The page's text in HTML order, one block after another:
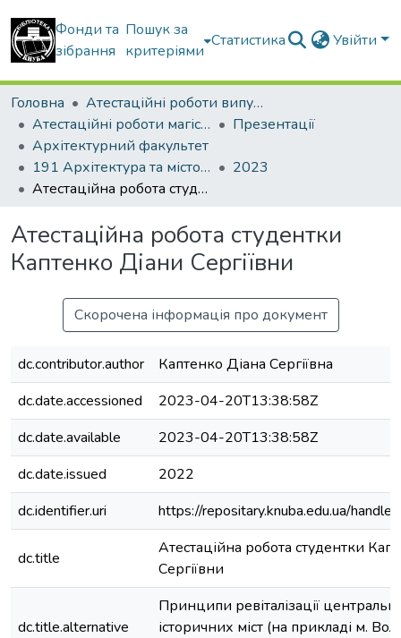
Фонди та
зібрання
Пошук за
критеріями
Статистика Увійти
Головна
Атестаційні роботи випускників
Атестаційні роботи магістрів
Презентації
Архітектурний факультет
191 Архітектура та містобудування. Містобудування. Архітектурно-містобудівне проектування
2023
Атестаційна робота студентки Каптенко Діани Сергіївни
Атестаційна робота студентки
Каптенко Діани Сергіївни
Скорочена інформація про документ
dc.contributor.author
Каптенко Діана Сергіївна
dc.date.accessioned
2023-04-20T13:38:58Z
dc.date.available
2023-04-20T13:38:58Z
dc.date.issued
2022
dc.identifier.uri
https://repositary.knuba.edu.ua/
dc.title
Атестаційна робота студентки
Сергіївни
dc.title.alternative
Принципи ревіталізації
історичних міст (на прикладі м.